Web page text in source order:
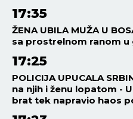
17:35
ŽENA UBILA MUŽA U
sa prostrelnom ranom u
17:25
POLICIJA UPUCALA
na njih i ženu lopatom -
brat tek napravio haos